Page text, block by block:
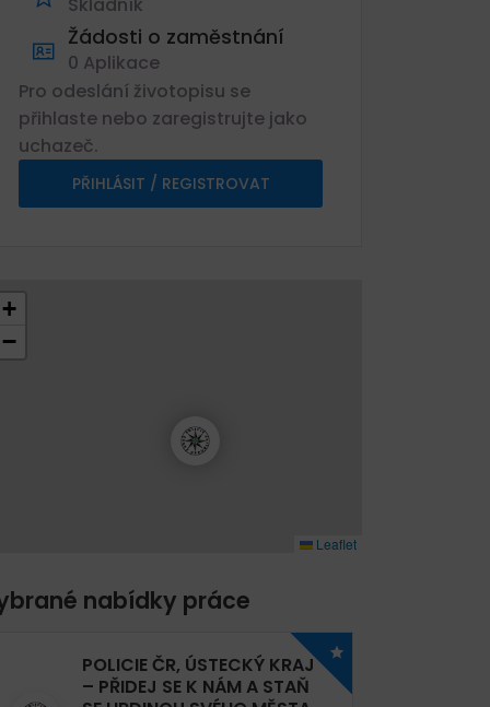
Žádosti o zaměstnání
0 Aplikace
Pro odeslání životopisu se
přihlaste nebo zaregistrujte jako
uchazeč.
PŘIHLÁSIT / REGISTROVAT
+
−
Leaflet
nabídky práce
POLICIE ČR, ÚSTECKÝ KRAJ
– PŘIDEJ SE K NÁM A STAŇ